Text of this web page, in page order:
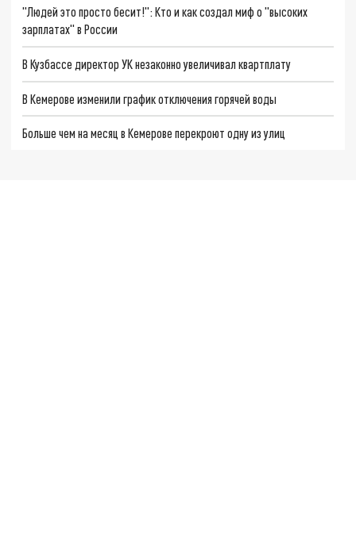
"Людей это просто бесит!": Кто и как создал миф о "высоких
зарплатах" в России
В Кузбассе директор УК незаконно увеличивал квартплату
В Кемерове изменили график отключения горячей воды
Больше чем на месяц в Кемерове перекроют одну из улиц